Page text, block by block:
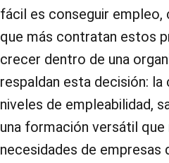
fácil es conseguir
que más contratan estos
crecer dentro de una
respaldan esta decisión:
niveles de empleabilidad,
una formación versátil que
necesidades de